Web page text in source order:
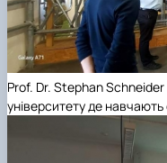
Prof. Dr. Stephan
університету де навчають